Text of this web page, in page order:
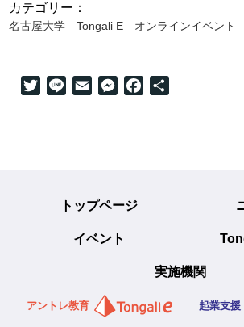
カテゴリー：
名古屋大学 Tongali E オンラインイベント
TwitterLine Email Messenger
Facebook
トップページ
イベント
実施機関
アントレ教育 起業支援